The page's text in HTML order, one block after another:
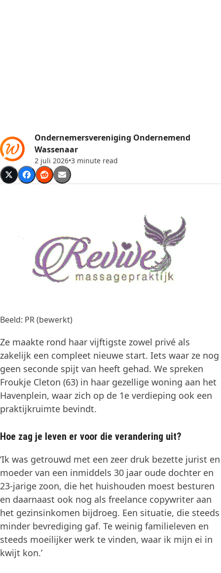
Ondernemersvereniging Ondernemend
Wassenaar
2 juli 2026•3 minute read
Beeld: PR (bewerkt)
Ze maakte rond haar vijftigste zowel privé als
zakelijk een compleet nieuwe start. Iets waar ze nog
geen seconde spijt van heeft gehad. We spreken
Froukje Cleton (63) in haar gezellige woning aan het
Havenplein, waar zich op de 1e verdieping ook een
praktijkruimte bevindt.
Hoe zag je leven er voor die verandering uit?
‘Ik was getrouwd met een zeer druk bezette jurist en
moeder van een inmiddels 30 jaar oude dochter en
23-jarige zoon, die het huishouden moest besturen
en daarnaast ook nog als freelance copywriter aan
het gezinsinkomen bijdroeg. Een situatie, die steeds
minder bevrediging gaf. Te weinig familieleven en
steeds moeilijker werk te vinden, waar ik mijn ei in
kwijt kon.’